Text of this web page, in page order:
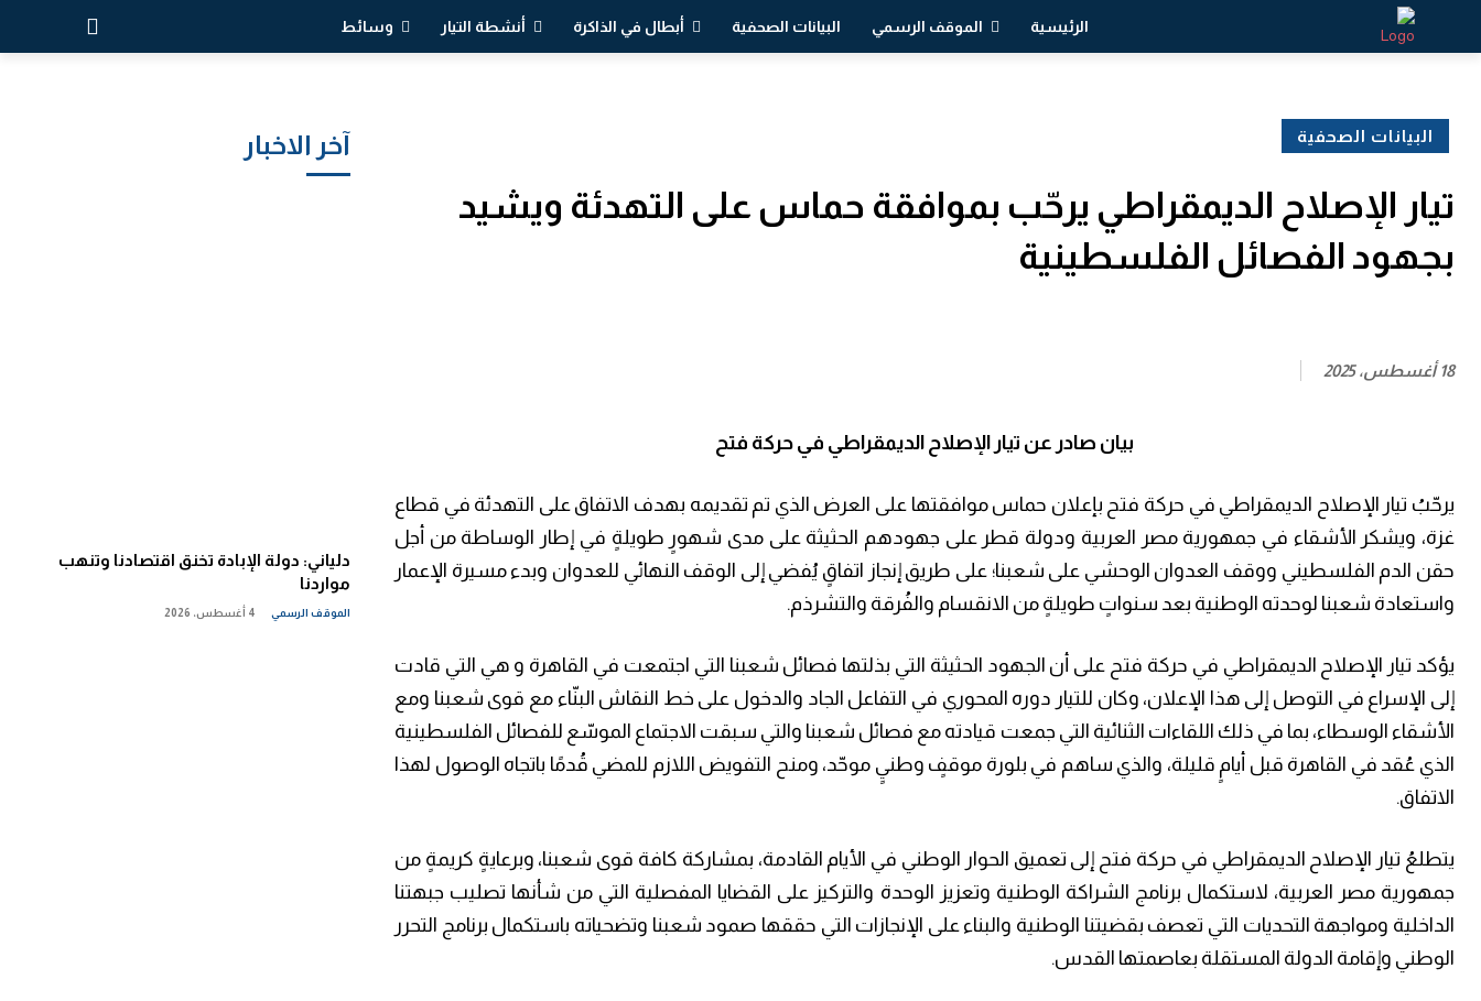
الرئيسية الموقف الرسمي البيانات الصحفية أبطال في الذاكرة أنشطة التيار وسائط
آخر الاخبار
دلياني: دولة الإبادة تخنق اقتصادنا وتنهب
مواردنا
الموقف الرسمي 4 أغسطس، 2026
البيانات الصحفية
تيار الإصلاح الديمقراطي يرحّب بموافقة حماس على التهدئة ويشيد
بجهود الفصائل الفلسطينية
18 أغسطس، 2025
بيان صادر عن تيار الإصلاح الديمقراطي في حركة فتح
يرحّبُ تيار الإصلاح الديمقراطي في حركة فتح بإعلان حماس موافقتها على العرض الذي تم تقديمه بهدف الاتفاق على التهدئة في قطاع
غزة، ويشكر الأشقاء في جمهورية مصر العربية ودولة قطر على جهودهم الحثيثة على مدى شهورٍ طويلةٍ في إطار الوساطة من أجل
حقن الدم الفلسطيني ووقف العدوان الوحشي على شعبنا؛ على طريق إنجاز اتفاقٍ يُفضي إلى الوقف النهائي للعدوان وبدء مسيرة الإعمار
واستعادة شعبنا لوحدته الوطنية بعد سنواتٍ طويلةٍ من الانقسام والفُرقة والتشرذم.
يؤكد تيار الإصلاح الديمقراطي في حركة فتح على أن الجهود الحثيثة التي بذلتها فصائل شعبنا التي اجتمعت في القاهرة و هي التي قادت
إلى الإسراع في التوصل إلى هذا الإعلان، وكان للتيار دوره المحوري في التفاعل الجاد والدخول على خط النقاش البنّاء مع قوى شعبنا ومع
الأشقاء الوسطاء، بما في ذلك اللقاءات الثنائية التي جمعت قيادته مع فصائل شعبنا والتي سبقت الاجتماع الموسّع للفصائل الفلسطينية
الذي عُقد في القاهرة قبل أيامٍ قليلة، والذي ساهم في بلورة موقفٍ وطنيٍ موحّد، ومنح التفويض اللازم للمضي قُدمًا باتجاه الوصول لهذا
الاتفاق.
يتطلعُ تيار الإصلاح الديمقراطي في حركة فتح إلى تعميق الحوار الوطني في الأيام القادمة، بمشاركة كافة قوى شعبنا، وبرعايةٍ كريمةٍ من
جمهورية مصر العربية، لاستكمال برنامج الشراكة الوطنية وتعزيز الوحدة والتركيز على القضايا المفصلية التي من شأنها تصليب جبهتنا
الداخلية ومواجهة التحديات التي تعصف بقضيتنا الوطنية والبناء على الإنجازات التي حققها صمود شعبنا وتضحياته باستكمال برنامج التحرر
الوطني وإقامة الدولة المستقلة بعاصمتها القدس.